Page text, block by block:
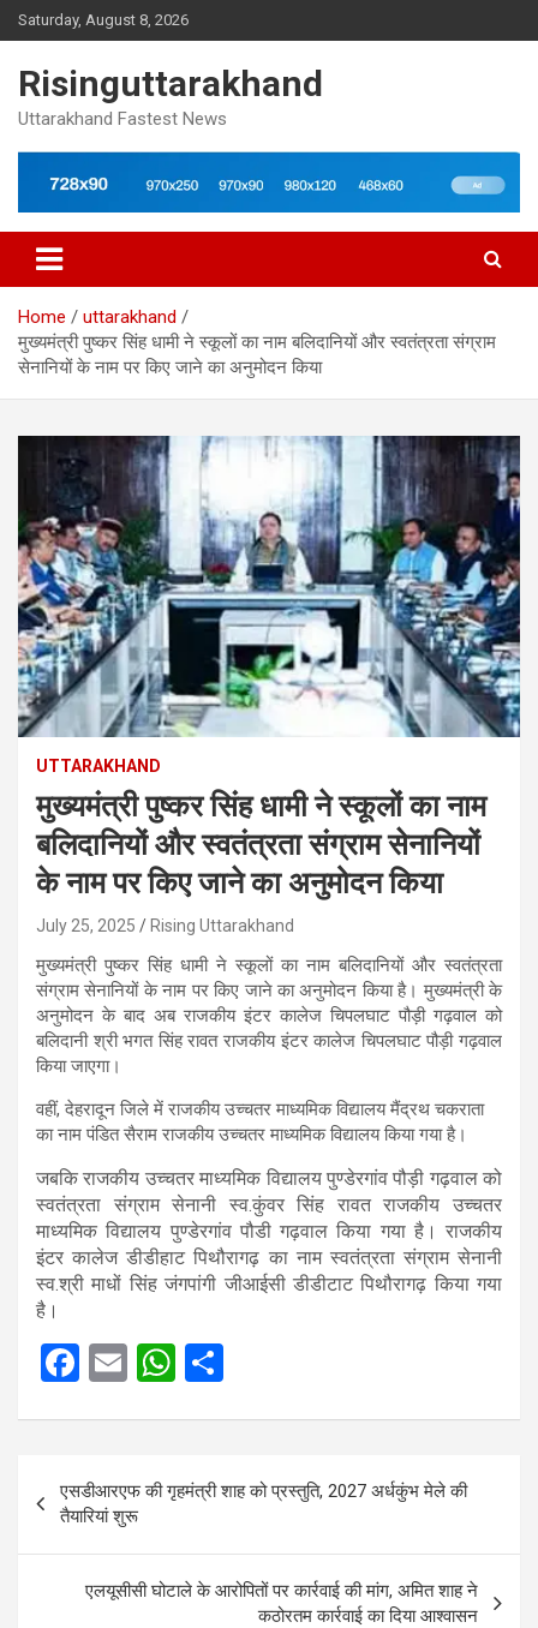
Skip
to
Saturday, August 8, 2026
Risinguttarakhand
Uttarakhand Fastest News
Home
uttarakhand
मुख्यमंत्री पुष्कर सिंह धामी ने स्कूलों का नाम बलिदानियों और स्वतंत्रता संग्राम
सेनानियों के नाम पर किए जाने का अनुमोदन किया
UTTARAKHAND
मुख्यमंत्री पुष्कर सिंह धामी ने स्कूलों का नाम
बलिदानियों और स्वतंत्रता संग्राम सेनानियों
के नाम पर किए जाने का अनुमोदन किया
July 25, 2025 Rising Uttarakhand
मुख्यमंत्री पुष्कर सिंह धामी ने स्कूलों का नाम बलिदानियों और स्वतंत्रता
संग्राम सेनानियों के नाम पर किए जाने का अनुमोदन किया है। मुख्यमंत्री के
अनुमोदन के बाद अब राजकीय इंटर कालेज चिपलघाट पौड़ी गढ़वाल को
बलिदानी श्री भगत सिंह रावत राजकीय इंटर कालेज चिपलघाट पौड़ी गढ़वाल
किया जाएगा।
वहीं, देहरादून जिले में राजकीय उच्चतर माध्यमिक विद्यालय मैंद्रथ चकराता
का नाम पंडित सैराम राजकीय उच्चतर माध्यमिक विद्यालय किया गया है।
जबकि राजकीय उच्चतर माध्यमिक विद्यालय पुण्डेरगांव पौड़ी गढ़वाल को
स्वतंत्रता संग्राम सेनानी स्व.कुंवर सिंह रावत राजकीय उच्चतर
माध्यमिक विद्यालय पुण्डेरगांव पौडी गढ़वाल किया गया है। राजकीय
इंटर कालेज डीडीहाट पिथौरागढ़ का नाम स्वतंत्रता संग्राम सेनानी
स्व.श्री माधों सिंह जंगपांगी जीआईसी डीडीटाट पिथौरागढ़ किया गया
है।
F
b
o
o
k
E
W
s
A
p
p
e
navigation
एसडीआरएफ की गृहमंत्री शाह को प्रस्तुति, 2027 अर्धकुंभ मेले की
तैयारियां शुरू
एलयूसीसी घोटाले के आरोपितों पर कार्रवाई की मांग, अमित शाह ने
कठोरतम कार्रवाई का दिया आश्वासन